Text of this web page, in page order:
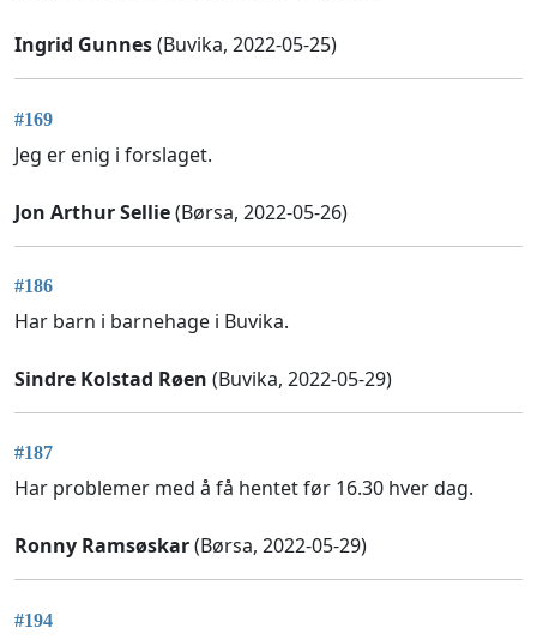
Ingrid Gunnes(Buvika, 2022-05-25)
#169
Jeg er enig i forslaget.
Jon Arthur Sellie(Børsa, 2022-05-26)
#186
Har barn i barnehage i Buvika.
Sindre Kolstad Røen (Buvika, 2022-05-29)
#187
Har problemer med å få hentet før 16.30 hver dag.
Ronny Ramsøskar(Børsa, 2022-05-29)
#194